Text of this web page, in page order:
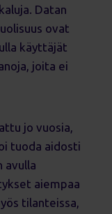
Datan
ovat
käyttäjät
joita ei
jo vuosia,
tuoda aidosti
avulla
aiempaa
tilanteissa,